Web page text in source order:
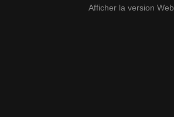
Afficher la version Web